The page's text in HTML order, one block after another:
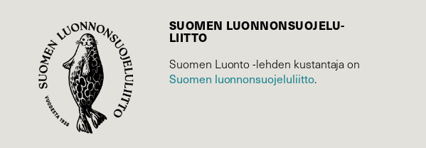
SUOMEN LUONNON­SUOJELU­
LIITTO
Suomen Luonto -lehden kustantaja on
Suomen luonnonsuojelu­liitto.